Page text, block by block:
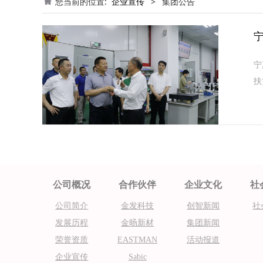
公司概况
公司简介
发展历程
荣誉资质
企业宣传
合作伙伴
金发科技
金旸新材
EASTMAN
Sabic
企业文化
创智新闻
集团新闻
活动报道
社
社